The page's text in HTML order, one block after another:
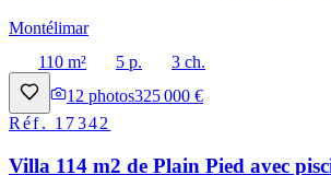
Montélimar
110 m²
5 p.
3 ch.
12 photos325 000 €
Réf. 17342
Villa 114 m2 de Plain Pied avec